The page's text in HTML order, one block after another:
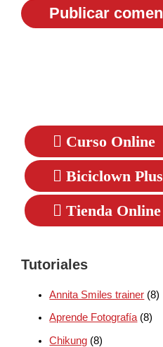
Curso Online
Biciclown Plus
Tienda Online
Tutoriales
Annita Smiles trainer (8)
Aprende Fotografía(8)
Chikung (8)